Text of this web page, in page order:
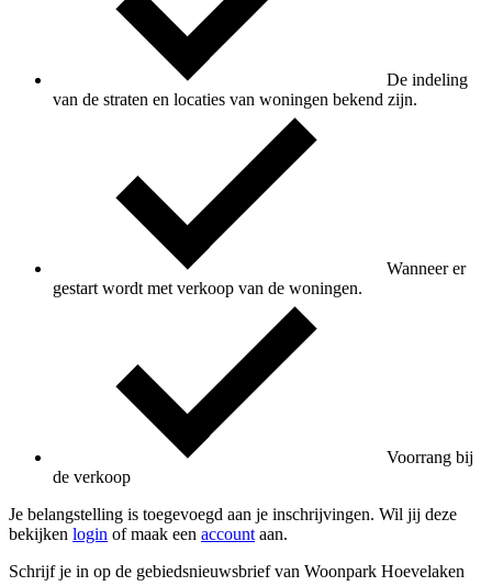
De indeling
van de straten en locaties van woningen bekend zijn.
Wanneer er
gestart wordt met verkoop van de woningen.
Voorrang bij
de verkoop
Je belangstelling is toegevoegd aan je inschrijvingen. Wil jij deze
bekijken login of maak een account aan.
Schrijf je in op de gebiedsnieuwsbrief van Woonpark Hoevelaken